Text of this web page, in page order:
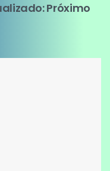
Próximo